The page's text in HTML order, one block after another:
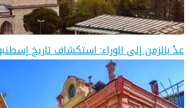
عدْ بالزمن إلى الوراء: استكشاف تاريخ